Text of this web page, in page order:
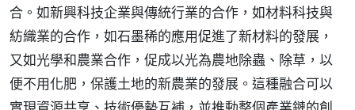
合。如新興科技企業與傳統行業的合作，如材料科技與
紡織業的合作，如石墨稀的應用促進了新材料的發展，
又如光學和農業合作，促成以光為農地除蟲、除草，以
便不用化肥，保護土地的新農業的發展。這種融合可以